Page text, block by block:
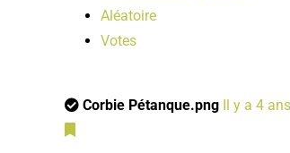
Aléatoire
Votes
Corbie Pétanque.png Il y a 4 ans